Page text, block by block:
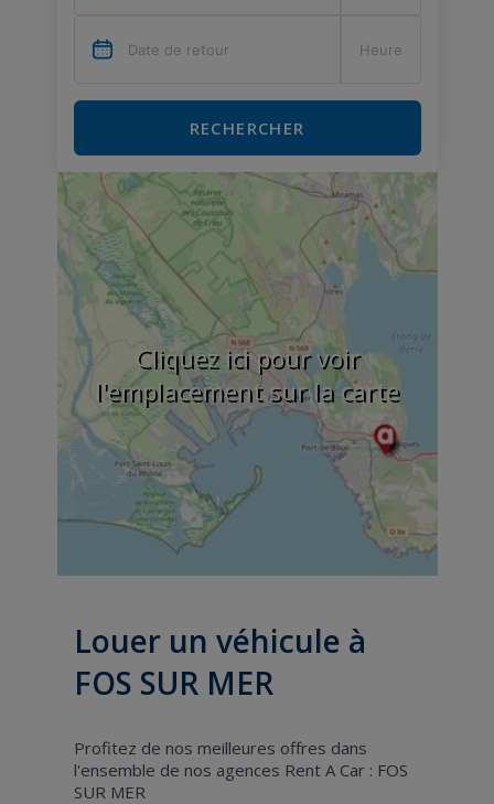
RECHERCHER
Cliquez ici pour voir
l'emplacement sur la carte
Louer un véhicule à
FOS SUR MER
Profitez de nos meilleures offres dans
l'ensemble de nos agences Rent A Car : FOS
SUR MER